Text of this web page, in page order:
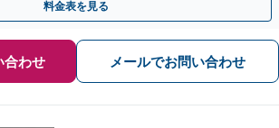
料金表を見る
合わせ メールでお問い合わせ